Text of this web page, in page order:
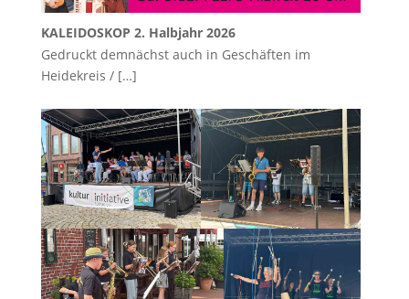
KALEIDOSKOP 2. Halbjahr 2026
Gedruckt demnächst auch in Geschäften im
Heidekreis / […]